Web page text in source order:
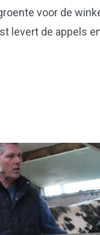
voor de
levert de appels